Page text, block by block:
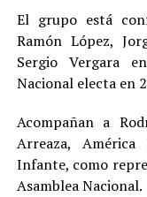
El grupo está
Ramón López,
Sergio Vergara
Nacional electa en
Acompañan a
Arreaza,
Infante, como
Asamblea Nacional.